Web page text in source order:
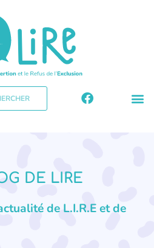
DE LIRE
de L.I.R.E et de